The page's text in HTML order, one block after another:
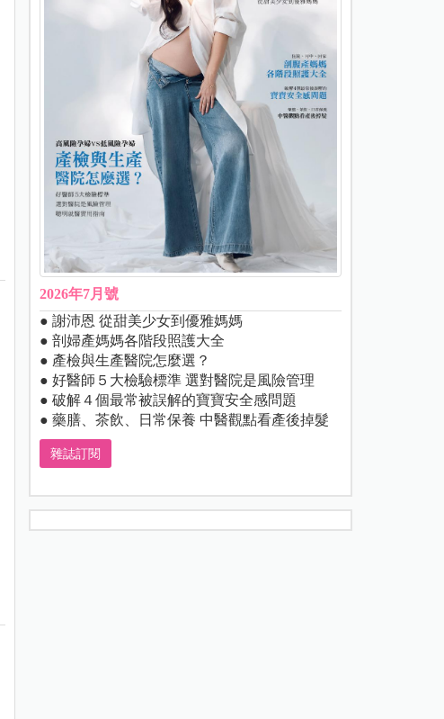
2026年7月號
● 謝沛恩 從甜美少女到優雅媽媽
● 剖婦產媽媽各階段照護大全
● 產檢與生產醫院怎麼選？
● 好醫師５大檢驗標準 選對醫院是風險管理
● 破解４個最常被誤解的寶寶安全感問題
● 藥膳、茶飲、日常保養 中醫觀點看產後掉髮
雜誌訂閱